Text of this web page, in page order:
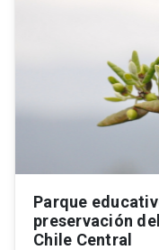
Parque
preservación
Chile Central